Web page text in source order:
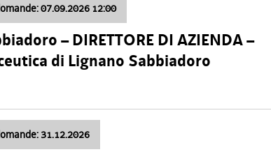
07.09.2026 12:00
– DIRETTORE DI AZIENDA –
di Lignano Sabbiadoro
31.12.2026